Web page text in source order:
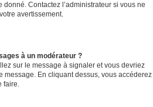
donné. Contactez l’administrateur si vous ne
avertissement.
à un modérateur ?
sur le message à signaler et vous devriez
message. En cliquant dessus, vous accéderez
faire.